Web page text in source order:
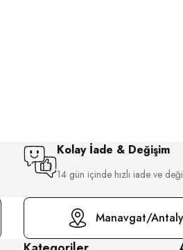
Kolay İade & Değişim
14 gün içinde hızlı iade ve
Manavgat/